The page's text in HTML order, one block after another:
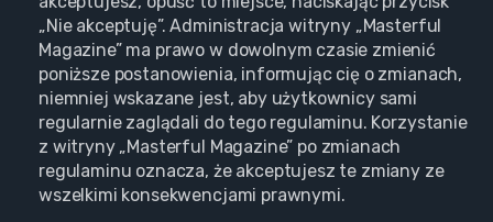
„Nie akceptuję”. Administracja witryny „Masterful
Magazine” ma prawo w dowolnym czasie zmienić
poniższe postanowienia, informując cię o zmianach,
niemniej wskazane jest, aby użytkownicy sami
regularnie zaglądali do tego regulaminu. Korzystanie
z witryny „Masterful Magazine” po zmianach
regulaminu oznacza, że akceptujesz te zmiany ze
wszelkimi konsekwencjami prawnymi.